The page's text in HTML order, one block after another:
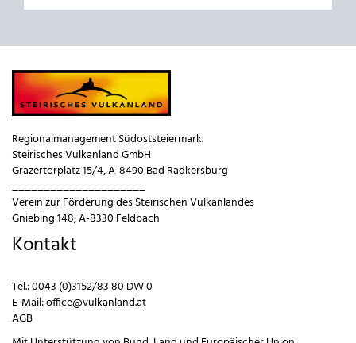
Regionalmanagement Südoststeiermark.
Steirisches Vulkanland GmbH
Grazertorplatz 15/4, A-8490 Bad Radkersburg
_____________________
Verein zur Förderung des Steirischen Vulkanlandes
Gniebing 148, A-8330 Feldbach
Kontakt
Tel.:0043 (0)3152/83 80 DW 0
E-Mail:office@vulkanland.at
AGB